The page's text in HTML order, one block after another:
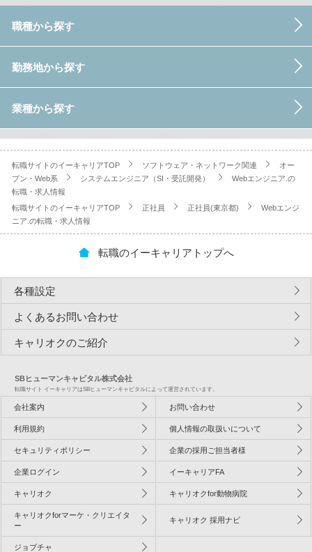
職種から探す
勤務地から探す
業種から探す
転職サイトのイーキャリアTOP ソフトウェア・ネットワーク関連
オー
プン・Web系
システムエンジニア（SI・受託開発）
Webエンジニア.の
転職・求人情報
転職サイトのイーキャリアTOP
正社員 正社員(東京都)
Webエンジ
ニア.の転職・求人情報
転職のイーキャリアトップへ
各種設定
よくあるお問い合わせ
キャリオクのご紹介
SBヒューマンキャピタル株式会社
転職サイト イーキャリアはSBヒューマンキャピタルによって運営されています。
会社案内 お問い合わせ
利用規約 個人情報の取扱いについて
セキュリティポリシー 企業の採用ご担当者様
企業ログイン イーキャリアFA
キャリオク キャリオクfor動物病院
キャリオクforマーケ・クリエイタ
ー
キャリオク 採用ナビ
ジョブチャ